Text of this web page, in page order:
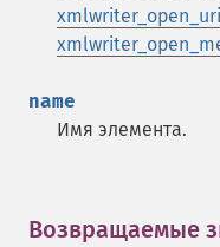
name
Имя элемента.
Возвращаемые